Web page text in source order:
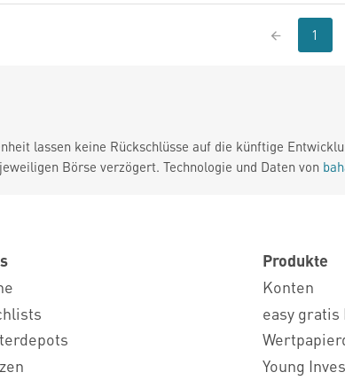
1
lassen keine Rückschlüsse auf die künftige
Börse verzögert. Technologie und Daten von
Produkte
Konten
easy gratis
Young